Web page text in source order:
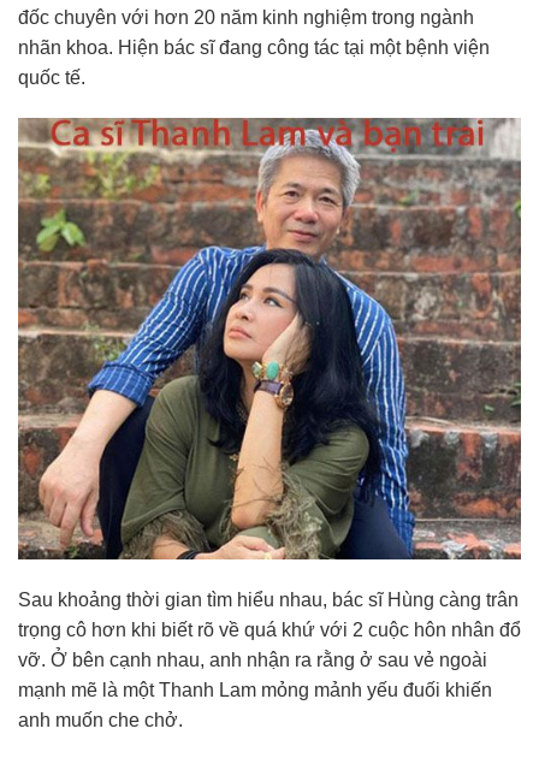
đốc chuyên với hơn 20 năm kinh nghiệm trong ngành
nhãn khoa. Hiện bác sĩ đang công tác tại một bệnh viện
quốc tế.
Sau khoảng thời gian tìm hiểu nhau, bác sĩ Hùng càng trân
trọng cô hơn khi biết rõ về quá khứ với 2 cuộc hôn nhân đổ
vỡ. Ở bên cạnh nhau, anh nhận ra rằng ở sau vẻ ngoài
mạnh mẽ là một Thanh Lam mỏng mảnh yếu đuối khiến
anh muốn che chở.